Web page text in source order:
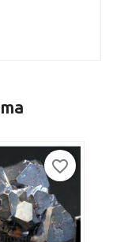
favorite_border